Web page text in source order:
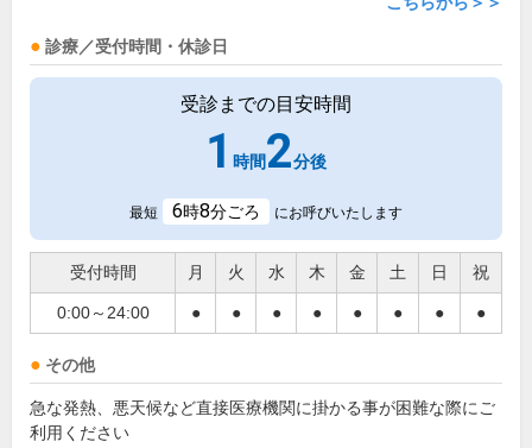
診療／受付時間・休診日
受診までの目安時間
1 時間2分後
最短 6時8分ごろ にお呼びいたします
受付時間 月 火 水 木 金 土 日 祝
0:00～24:00 ● ● ● ● ● ● ● ●
その他
急な発熱、悪天候など直接医療機関に掛かる事が困難な際にご
利用ください